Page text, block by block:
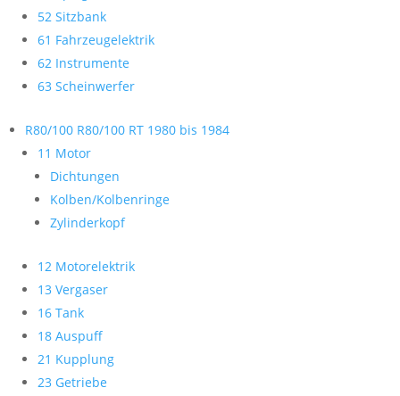
52 Sitzbank
61 Fahrzeugelektrik
62 Instrumente
63 Scheinwerfer
R80/100 R80/100 RT 1980 bis 1984
11 Motor
Dichtungen
Kolben/Kolbenringe
Zylinderkopf
12 Motorelektrik
13 Vergaser
16 Tank
18 Auspuff
21 Kupplung
23 Getriebe